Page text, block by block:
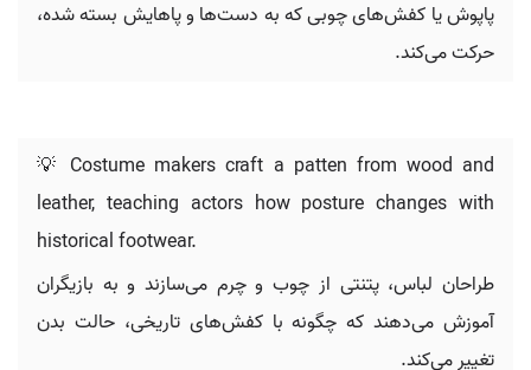
پاپوش یا کفش‌های چوبی که به دست‌ها و پاهایش بسته شده،
حرکت می‌کند.
💡 Costume makers craft a patten from wood and
leather, teaching actors how posture changes with
historical footwear.
طراحان لباس، پتنتی از چوب و چرم می‌سازند و به بازیگران
آموزش می‌دهند که چگونه با کفش‌های تاریخی، حالت بدن
تغییر می‌کند.